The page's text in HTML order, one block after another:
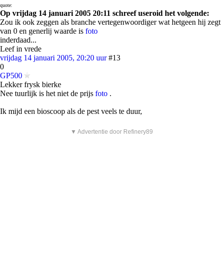
quote:
Op vrijdag 14 januari 2005 20:11 schreef useroid het volgende:
Zou ik ook zeggen als branche vertegenwoordiger wat hetgeen hij zegt
van 0 en generlij waarde is foto
inderdaad...
Leef in vrede
vrijdag 14 januari 2005, 20:20 uur #13
0
GP500
Lekker frysk bierke
Nee tuurlijk is het niet de prijs foto .
Ik mijd een bioscoop als de pest veels te duur,
▼ Advertentie door Refinery89